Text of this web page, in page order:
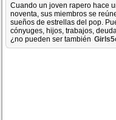
Cuando un joven rapero hace
noventa, sus miembros se
sueños de estrellas del pop.
cónyuges, hijos, trabajos,
¿no pueden ser también